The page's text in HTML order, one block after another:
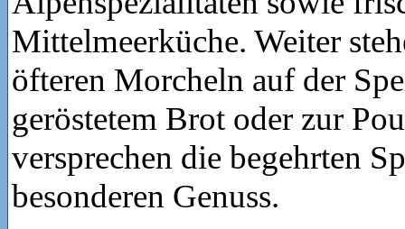
Mittelmeerküche. Weiter
öfteren Morcheln auf der
geröstetem Brot oder zur
versprechen die begehrten
besonderen Genuss.